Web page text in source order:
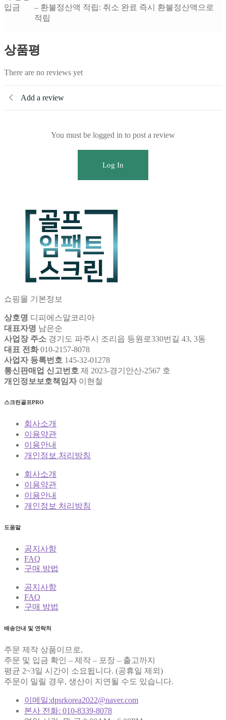
입금
– 환불정산액 적립: 취소 완료 즉시 환불정산액으로
적립
상품평
There are no reviews yet
Add a review
You must be logged in to post a review
Log In
쇼핑몰 기본정보
상호명 디피에스알코리아
대표자명 남은순
사업장 주소 경기도 파주시 조리읍 등원로330번길 43, 3동
대표 전화010-2157-8078
사업자 등록번호 145-32-01278
통신판매업 신고번호 제 2023-경기안산-2567 호
개인정보보호책임자이현철
스크린골프PRO
회사소개
이용약관
이용안내
개인정보 처리방침
회사소개
이용약관
이용안내
개인정보 처리방침
도움말
공지사항
FAQ
구매 방법
공지사항
FAQ
구매 방법
배송안내 및 연락처
주문 제작 상품이므로,
주문 및 입금 확인 – 제작 – 포장 – 출고까지
평균 2~3일 시간이 소요됩니다. (공휴일 제외)
주문이 밀릴 경우, 생산이 지연될 수도 있습니다.
이메일:dpsrkorea2022@naver.com
본사 전화: 010-8339-8078